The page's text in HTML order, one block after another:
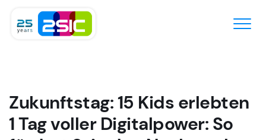
Zukunftstag: 15 Kids erlebten
1 Tag voller Digitalpower: So